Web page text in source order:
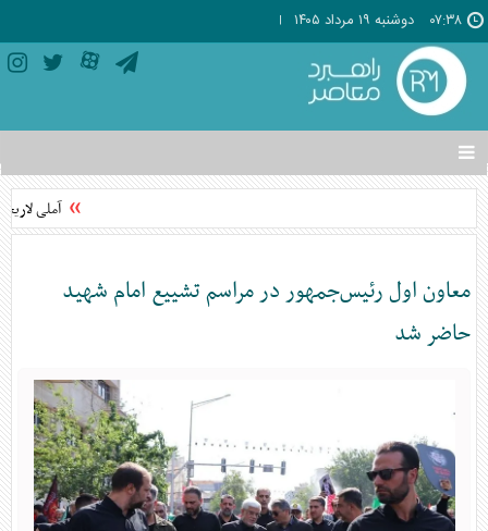
۰۷:۳۸ دوشنبه ۱۹ مرداد ۱۴۰۵
تغییر
وضعیت
منوی
ها
آملی
معاون اول رئیس‌جمهور در مراسم تشییع امام شهید
حاضر شد